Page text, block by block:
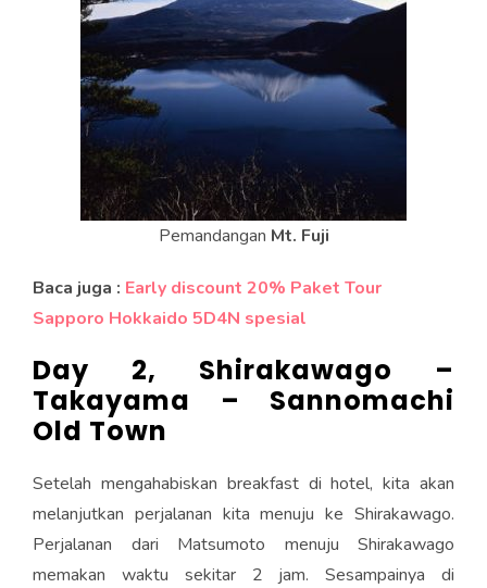
Pemandangan Mt. Fuji
Baca juga : Early discount 20% Paket Tour
Sapporo Hokkaido 5D4N spesial
Day 2, Shirakawago –
Takayama – Sannomachi
Old Town
Setelah mengahabiskan breakfast di hotel, kita akan
melanjutkan perjalanan kita menuju ke Shirakawago.
Perjalanan dari Matsumoto menuju Shirakawago
memakan waktu sekitar 2 jam. Sesampainya di